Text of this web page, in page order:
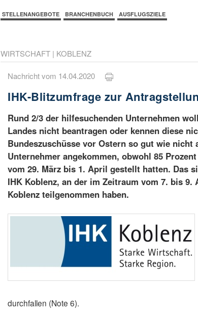
STELLENANGEBOTE BRANCHENBUCH AUSFLUGSZIELE
WIRTSCHAFT | KOBLENZ
Nachricht vom 14.04.2020
IHK-Blitzumfrage zur
Rund 2/3 der hilfesuchenden Unternehmen
Landes nicht beantragen oder kennen diese
Bundeszuschüsse vor Ostern so gut wie nicht
Unternehmer angekommen, obwohl 85
vom 29. März bis 1. April gestellt hatten. Das
IHK Koblenz, an der im Zeitraum vom 7. bis
Koblenz teilgenommen haben.
durchfallen (Note 6).